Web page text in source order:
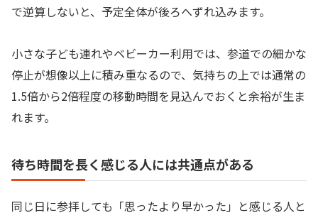
で逆算しないと、予定全体が後ろへずれ込みます。
小さな子ども連れやベビーカー利用では、参道での細かな
停止が想像以上に積み重なるので、気持ちの上では通常の
1.5倍から2倍程度の移動時間を見込んでおくと余裕が生ま
れます。
待ち時間を長く感じる人には共通点がある
同じ日に参拝しても「思ったより早かった」と感じる人と